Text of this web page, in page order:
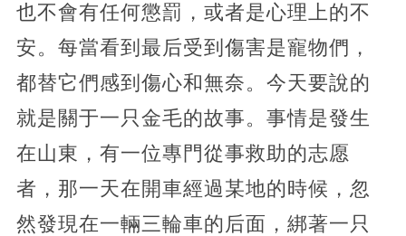
也不會有任何懲罰，或者是心理上的不
安。每當看到最后受到傷害是寵物們，
都替它們感到傷心和無奈。今天要說的
就是關于一只金毛的故事。事情是發生
在山東，有一位專門從事救助的志愿
者，那一天在開車經過某地的時候，忽
然發現在一輛三輪車的后面，綁著一只